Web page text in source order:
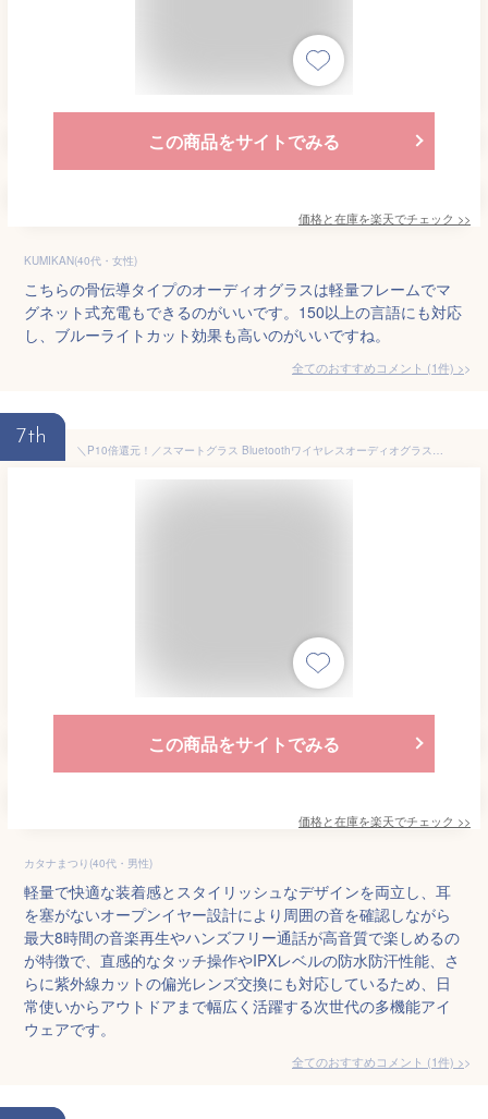
この商品をサイトでみる
価格と在庫を楽天でチェック >>
KUMIKAN(40代・女性)
こちらの骨伝導タイプのオーディオグラスは軽量フレームでマ
グネット式充電もできるのがいいです。150以上の言語にも対応
し、ブルーライトカット効果も高いのがいいですね。
全てのおすすめコメント (1件) >
7th
＼P10倍還元！／スマートグラス Bluetoothワイヤレスオーディオグラス メガネ マイク内蔵 最大8時間再生 タッチ操作 ファッションサングラス レンズの交換可能 通話 高音質 軽量快適 防水防汗 偏光レンズ 男女兼用 Smart Glassess 紫外線対策 ギフト
この商品をサイトでみる
価格と在庫を楽天でチェック >>
カタナまつり(40代・男性)
軽量で快適な装着感とスタイリッシュなデザインを両立し、耳
を塞がないオープンイヤー設計により周囲の音を確認しながら
最大8時間の音楽再生やハンズフリー通話が高音質で楽しめるの
が特徴で、直感的なタッチ操作やIPXレベルの防水防汗性能、さ
らに紫外線カットの偏光レンズ交換にも対応しているため、日
常使いからアウトドアまで幅広く活躍する次世代の多機能アイ
ウェアです。
全てのおすすめコメント (1件) >